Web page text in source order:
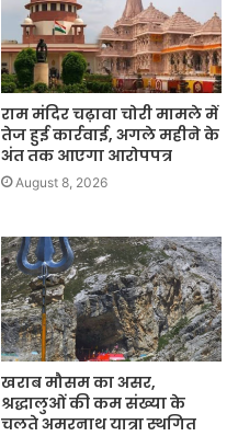
राम मंदिर चढ़ावा चोरी मामले में
तेज हुई कार्रवाई, अगले महीने के
अंत तक आएगा आरोपपत्र
August 8, 2026
खराब मौसम का असर,
श्रद्धालुओं की कम संख्या के
चलते अमरनाथ यात्रा स्थगित